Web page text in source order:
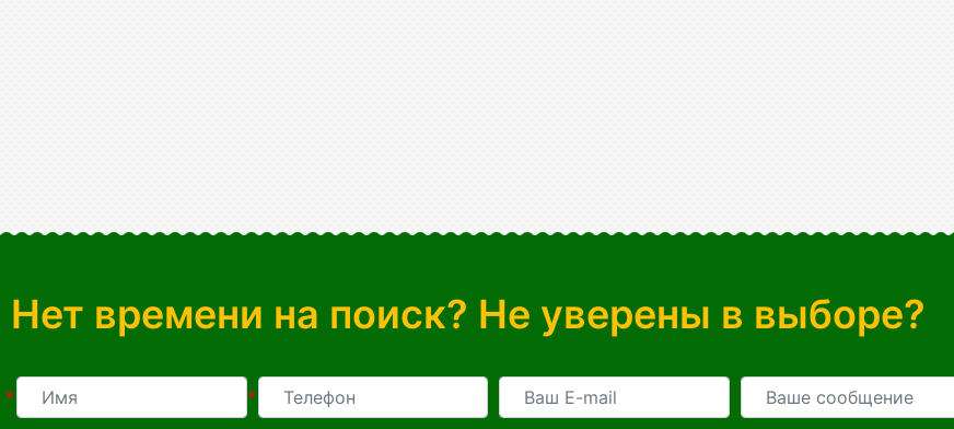
Нет времени на поиск? Не уверены в выборе?
* *